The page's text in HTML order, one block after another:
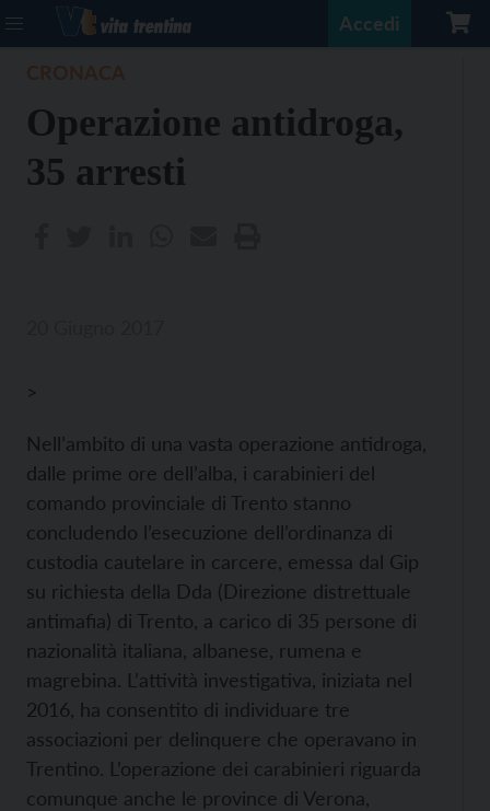
Accedi
Operazione antidroga,
35 arresti
>
Nell’ambito di una vasta operazione antidroga,
dalle prime ore dell’alba, i carabinieri del
comando provinciale di Trento stanno
concludendo l’esecuzione dell’ordinanza di
custodia cautelare in carcere, emessa dal Gip
su richiesta della Dda (Direzione distrettuale
antimafia) di Trento, a carico di 35 persone di
nazionalità italiana, albanese, rumena e
magrebina. L’attività investigativa, iniziata nel
2016, ha consentito di individuare tre
associazioni per delinquere che operavano in
Trentino. L’operazione dei carabinieri riguarda
comunque anche le province di Verona,